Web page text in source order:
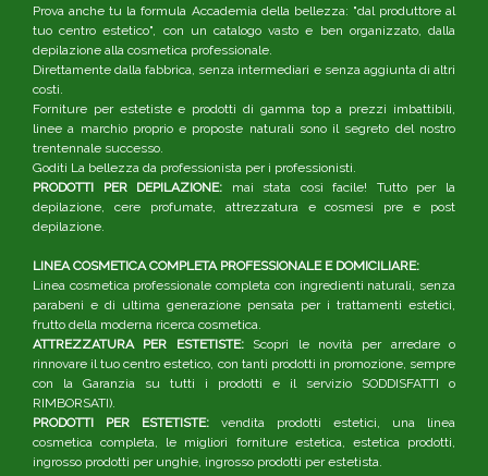
Prova anche tu la formula Accademia della bellezza: "dal produttore al
tuo centro estetico", con un catalogo vasto e ben organizzato, dalla
depilazione alla cosmetica professionale.
Direttamente dalla fabbrica, senza intermediari e senza aggiunta di altri
costi.
Forniture per estetiste e prodotti di gamma top a prezzi imbattibili,
linee a marchio proprio e proposte naturali sono il segreto del nostro
trentennale successo.
Goditi La bellezza da professionista per i professionisti.
PRODOTTI PER DEPILAZIONE: mai stata così facile! Tutto per la
depilazione, cere profumate, attrezzatura e cosmesi pre e post
depilazione.
LINEA COSMETICA COMPLETA PROFESSIONALE E DOMICILIARE:
Linea cosmetica professionale completa con ingredienti naturali, senza
parabeni e di ultima generazione pensata per i trattamenti estetici,
frutto della moderna ricerca cosmetica.
ATTREZZATURA PER ESTETISTE:Scopri le novità per arredare o
rinnovare il tuo centro estetico, con tanti prodotti in promozione, sempre
con la Garanzia su tutti i prodotti e il servizio SODDISFATTI o
RIMBORSATI).
PRODOTTI PER ESTETISTE: vendita prodotti estetici, una linea
cosmetica completa, le migliori forniture estetica, estetica prodotti,
ingrosso prodotti per unghie, ingrosso prodotti per estetista.